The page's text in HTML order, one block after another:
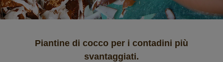
Piantine di cocco per i contadini più
svantaggiati.